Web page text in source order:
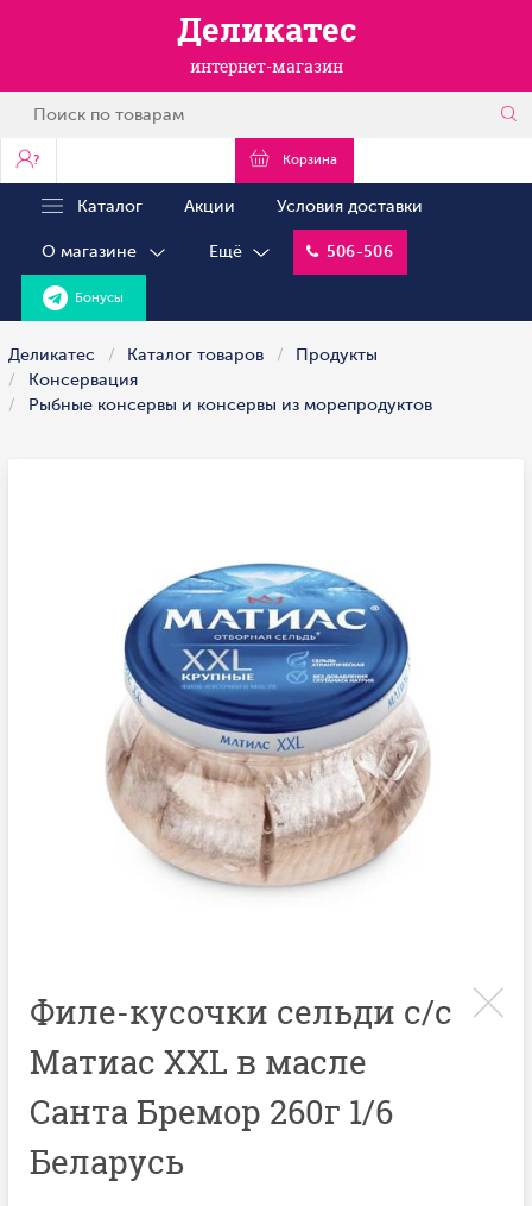
Деликатес
интернет-магазин
? Корзина
Каталог Акции Условия доставки
О магазине Ещё 506-506
Бонусы
Деликатес Каталог товаров
Продукты
Консервация
Рыбные консервы и консервы из морепродуктов
Филе-кусочки сельди с/с
Матиас XXL в масле
Санта Бремор 260г 1/6
Беларусь